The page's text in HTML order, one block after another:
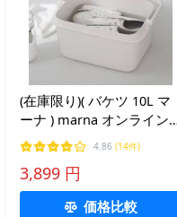
(在庫限り)( バケツ 10L マ
ーナ ) marna オンライン
シューズ スニーカー 運動
靴 浸け置き 洗い W659
4.86 (14件)
3,899 円
価格比較